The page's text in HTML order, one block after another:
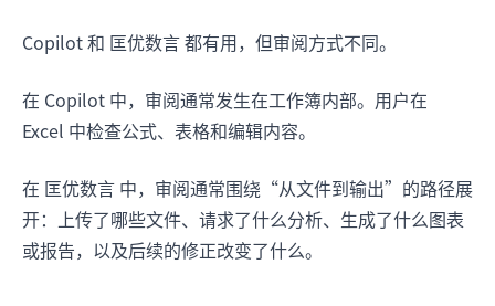
Copilot 和 匡优数言 都有用，但审阅方式不同。
在 Copilot 中，审阅通常发生在工作簿内部。用户在
Excel 中检查公式、表格和编辑内容。
在 匡优数言 中，审阅通常围绕“从文件到输出”的路径展
开：上传了哪些文件、请求了什么分析、生成了什么图表
或报告，以及后续的修正改变了什么。